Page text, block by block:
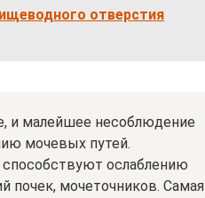
отверстия
и малейшее несоблюдение
мочевых путей.
ослаблению
почек, мочеточников. Самая